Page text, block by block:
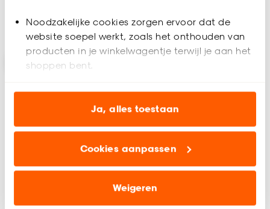
Noodzakelijke cookies zorgen ervoor dat de
website soepel werkt, zoals het onthouden van
producten in je winkelwagentje terwijl je aan het
shoppen bent.
Analytische cookies (optioneel) helpen ons de
website te verbeteren voor jou en al onze andere
Marketing cookies (optioneel) laten jou
relevante informatie en aanbiedingen zien op
advertenties en communicatie.
Ja, alles toestaan
Cookies aanpassen
Weigeren
Geef een seintje Geef een seintje
Alleen Online